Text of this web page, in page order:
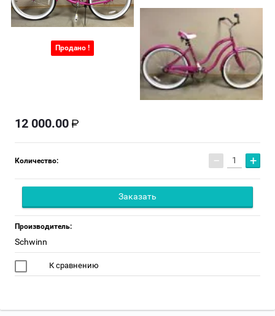
Продано !
12 000.00
Количество: − +
Заказать
Производитель:
Schwinn
К сравнению